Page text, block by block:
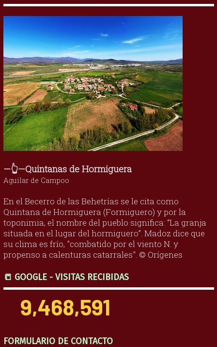
—👆—Quintanas de Hormiguera
Aguilar de Campoo
En el Becerro de las Behetrías se le cita como
Quintana de Hormiguera (Formiguero) y por la
toponimia, el nombre del pueblo significa: “La granja
situada en el lugar del hormiguero”. Madoz dice que
su clima es frío, "combatido por el viento N. y
propenso a calenturas catarrales". © Orígenes
📒 GOOGLE - VISITAS RECIBIDAS
9,468,591
FORMULARIO DE CONTACTO